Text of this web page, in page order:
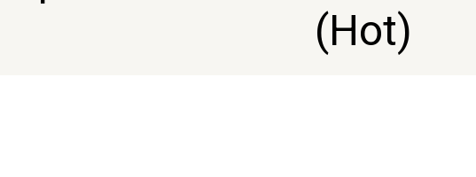
(Hot)